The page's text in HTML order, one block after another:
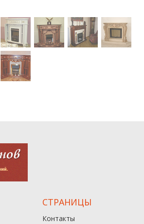
СТРАНИЦЫ
Контакты